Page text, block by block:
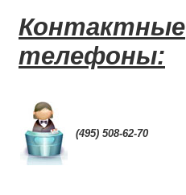
Контактные
телефоны:
(495) 508-62-70